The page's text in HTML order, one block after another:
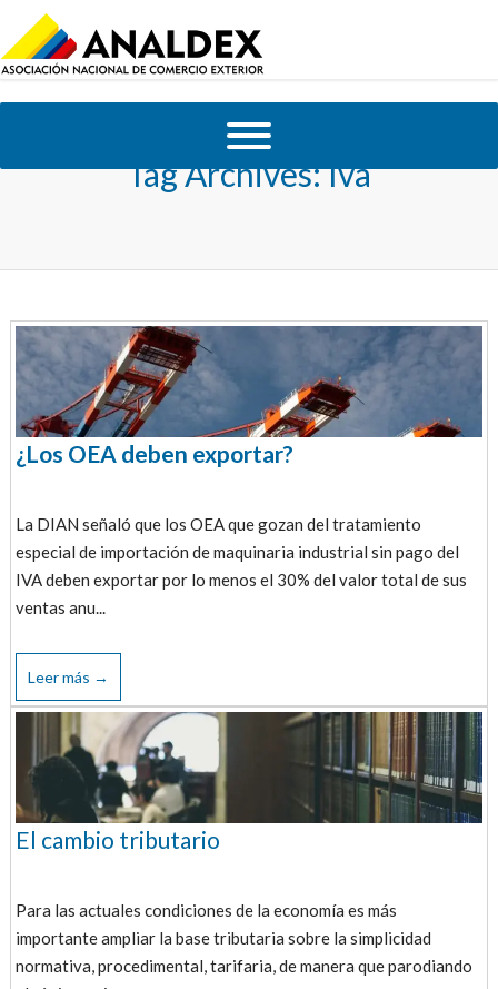
Tag Archives:Iva
¿Los OEA deben exportar?
La DIAN señaló que los OEA que gozan del tratamiento
especial de importación de maquinaria industrial sin pago del
IVA deben exportar por lo menos el 30% del valor total de sus
ventas anu...
Leer más →
El cambio tributario
Para las actuales condiciones de la economía es más
importante ampliar la base tributaria sobre la simplicidad
normativa, procedimental, tarifaria, de manera que parodiando